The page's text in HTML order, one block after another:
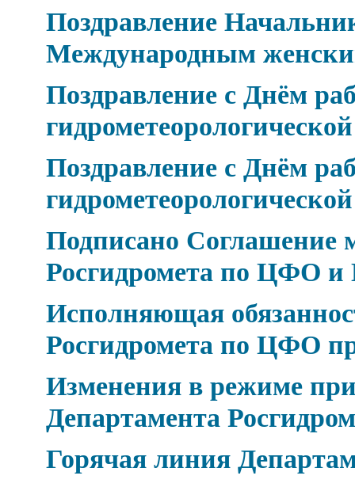
Поздравление
Международным
Поздравление с Днём
Поздравление с Днём
Подписано Соглашение
Росгидромета по ЦФО
Исполняющая
Росгидромета по ЦФО
Изменения в режиме
Департамента
Горячая линия